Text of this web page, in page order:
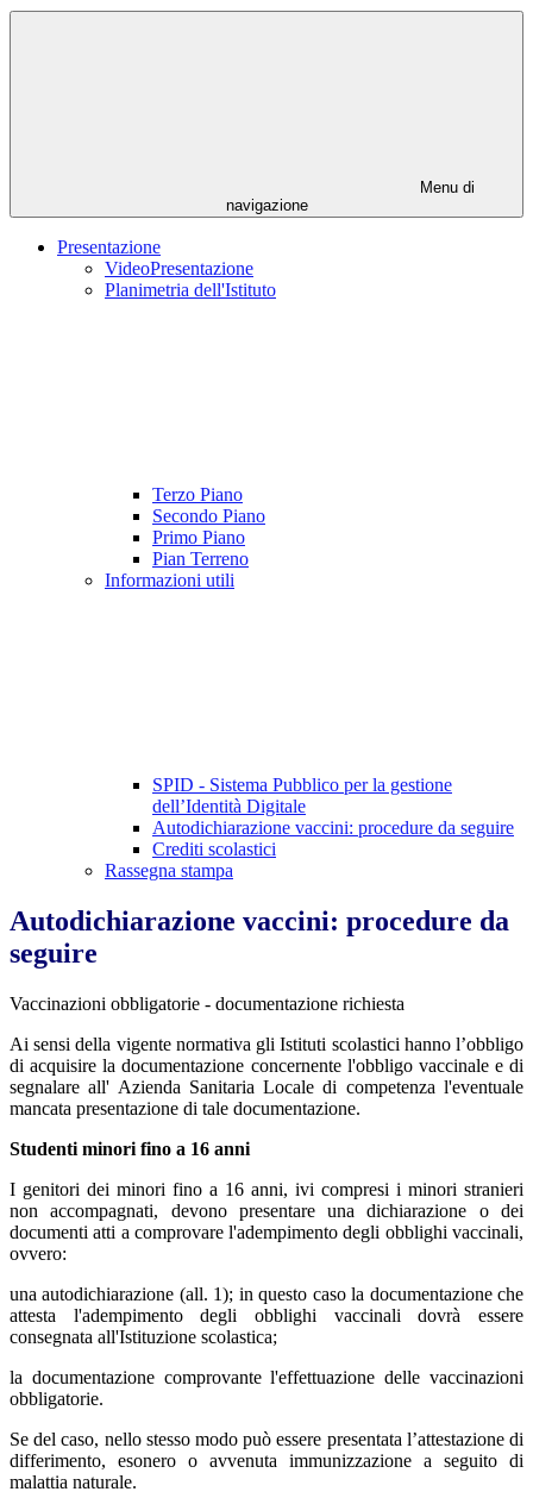
Menu di
navigazione
Presentazione
VideoPresentazione
Planimetria dell'Istituto
Terzo Piano
Secondo Piano
Primo Piano
Pian Terreno
Informazioni utili
SPID - Sistema Pubblico per la gestione
dell’Identità Digitale
Autodichiarazione vaccini: procedure da seguire
Crediti scolastici
Rassegna stampa
Autodichiarazione vaccini: procedure da
seguire
Vaccinazioni obbligatorie - documentazione richiesta
Ai sensi della vigente normativa gli Istituti scolastici hanno l’obbligo
di acquisire la documentazione concernente l'obbligo vaccinale e di
segnalare all' Azienda Sanitaria Locale di competenza l'eventuale
mancata presentazione di tale documentazione.
Studenti minori fino a 16 anni
I genitori dei minori fino a 16 anni, ivi compresi i minori stranieri
non accompagnati, devono presentare una dichiarazione o dei
documenti atti a comprovare l'adempimento degli obblighi vaccinali,
ovvero:
una autodichiarazione (all. 1); in questo caso la documentazione che
attesta l'adempimento degli obblighi vaccinali dovrà essere
consegnata all'Istituzione scolastica;
la documentazione comprovante l'effettuazione delle vaccinazioni
obbligatorie.
Se del caso, nello stesso modo può essere presentata l’attestazione di
differimento, esonero o avvenuta immunizzazione a seguito di
malattia naturale.